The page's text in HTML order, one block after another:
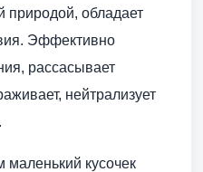
обладает
Эффективно
рассасывает
нейтрализует
кусочек